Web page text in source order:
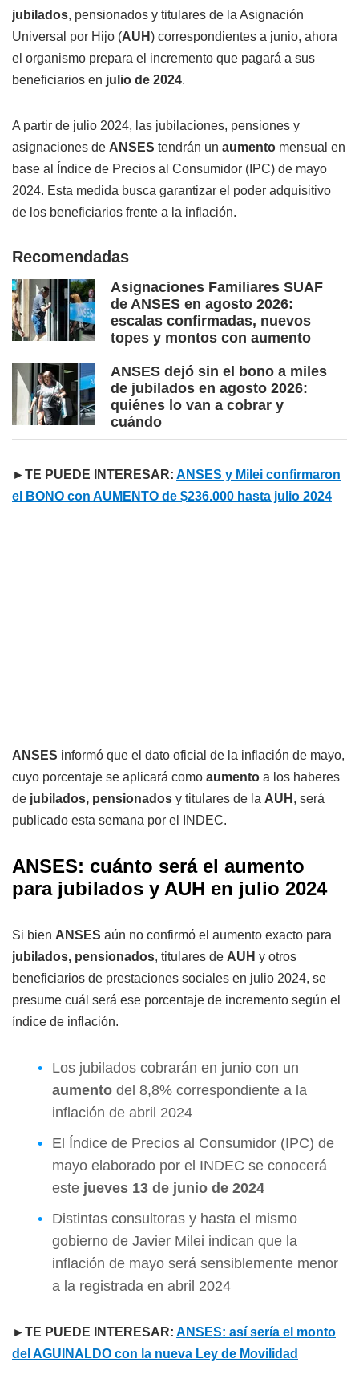
jubilados, pensionados y titulares de la Asignación
Universal por Hijo (AUH) correspondientes a junio, ahora
el organismo prepara el incremento que pagará a sus
beneficiarios en julio de 2024.
A partir de julio 2024, las jubilaciones, pensiones y
asignaciones de ANSES tendrán un aumento mensual en
base al Índice de Precios al Consumidor (IPC) de mayo
2024. Esta medida busca garantizar el poder adquisitivo
de los beneficiarios frente a la inflación.
Recomendadas
Asignaciones Familiares SUAF
de ANSES en agosto 2026:
escalas confirmadas, nuevos
topes y montos con aumento
ANSES dejó sin el bono a miles
de jubilados en agosto 2026:
quiénes lo van a cobrar y
cuándo
►TE PUEDE INTERESAR: ANSES y Milei confirmaron
el BONO con AUMENTO de $236.000 hasta julio 2024
ANSES informó que el dato oficial de la inflación de mayo,
cuyo porcentaje se aplicará como aumento a los haberes
de jubilados, pensionados y titulares de la AUH , será
publicado esta semana por el INDEC.
ANSES: cuánto será el aumento
para jubilados y AUH en julio 2024
Si bien ANSES aún no confirmó el aumento exacto para
jubilados, pensionados, titulares de AUH y otros
beneficiarios de prestaciones sociales en julio 2024, se
presume cuál será ese porcentaje de incremento según el
índice de inflación.
Los jubilados cobrarán en junio con un
aumento del 8,8% correspondiente a la
inflación de abril 2024
El Índice de Precios al Consumidor (IPC) de
mayo elaborado por el INDEC se conocerá
este jueves 13 de junio de 2024
Distintas consultoras y hasta el mismo
gobierno de Javier Milei indican que la
inflación de mayo será sensiblemente menor
a la registrada en abril 2024
►TE PUEDE INTERESAR: ANSES: así sería el monto
del AGUINALDO con la nueva Ley de Movilidad